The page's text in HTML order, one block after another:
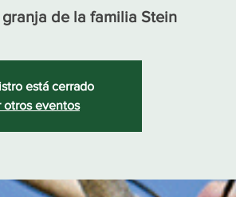
granja de la familia Stein
está cerrado
otros eventos